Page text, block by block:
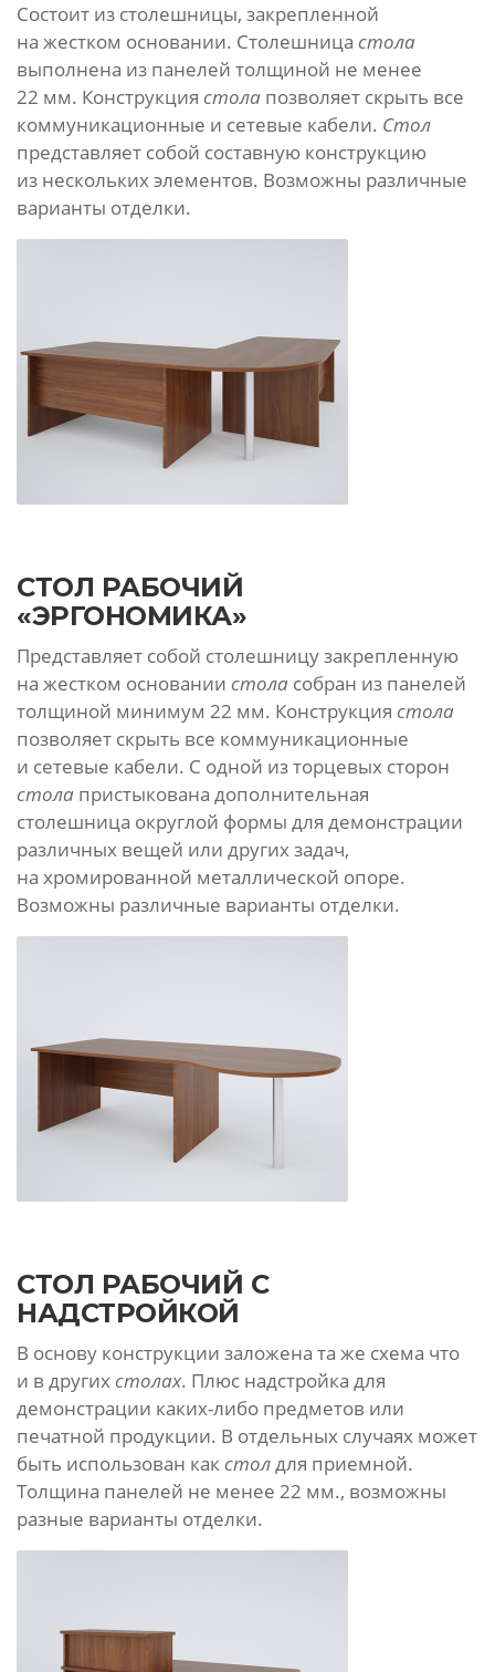
Состоит из столешницы, закрепленной
на жестком основании. Столешница стола
выполнена из панелей толщиной не менее
22 мм. Конструкция стола позволяет скрыть все
коммуникационные и сетевые кабели. Стол
представляет собой составную конструкцию
из нескольких элементов. Возможны различные
варианты отделки.
СТОЛ РАБОЧИЙ
«ЭРГОНОМИКА»
Представляет собой столешницу закрепленную
на жестком основании стола собран из панелей
толщиной минимум 22 мм. Конструкция стола
позволяет скрыть все коммуникационные
и сетевые кабели. С одной из торцевых сторон
стола пристыкована дополнительная
столешница округлой формы для демонстрации
различных вещей или других задач,
на хромированной металлической опоре.
Возможны различные варианты отделки.
СТОЛ РАБОЧИЙ С
НАДСТРОЙКОЙ
В основу конструкции заложена та же схема что
и в другихстолах. Плюс надстройка для
демонстрации каких-либо предметов или
печатной продукции. В отдельных случаях может
быть использован какстолдля приемной.
Толщина панелей не менее 22 мм., возможны
разные варианты отделки.